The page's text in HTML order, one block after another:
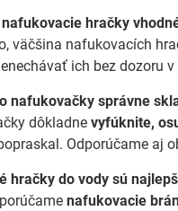
nafukovacie hračky
väčšina nafukovacích
ich bez dozoru
nafukovačky správne
dôkladnevyfúknite,
Odporúčame aj
hračky do vody sú
nafukovacie